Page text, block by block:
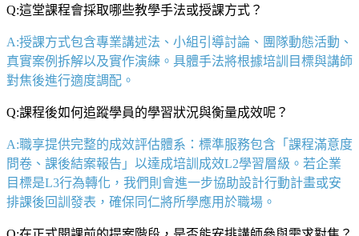
Q:這堂課程會採取哪些教學手法或授課方式？
A:授課方式包含專業講述法、小組引導討論、團隊動態活動、
真實案例拆解以及實作演練。具體手法將根據培訓目標與講師
對焦後進行適度調配。
Q:課程後如何追蹤學員的學習狀況與衡量成效呢？
A:職享提供完整的成效評估體系：標準服務包含「課程滿意度
問卷、課後結案報告 」以達成培訓成效L2學習層級。若企業
目標是L3行為轉化，我們則會進一步協助設計行動計畫或安
排課後回訓發表，確保同仁將所學應用於職場。